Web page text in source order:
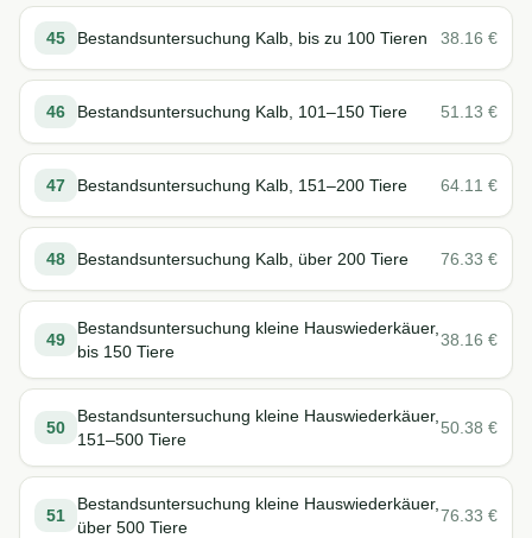
45 Bestandsuntersuchung Kalb, bis zu 100 Tieren 38.16 €
46 Bestandsuntersuchung Kalb, 101–150 Tiere 51.13 €
47 Bestandsuntersuchung Kalb, 151–200 Tiere 64.11 €
48 Bestandsuntersuchung Kalb, über 200 Tiere 76.33 €
49
Bestandsuntersuchung kleine Hauswiederkäuer,
bis 150 Tiere
38.16 €
50
Bestandsuntersuchung kleine Hauswiederkäuer,
151–500 Tiere
50.38 €
51
Bestandsuntersuchung kleine Hauswiederkäuer,
über 500 Tiere
76.33 €